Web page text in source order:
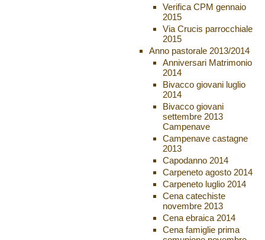
Verifica CPM gennaio
2015
Via Crucis parrocchiale
2015
Anno pastorale 2013/2014
Anniversari Matrimonio
2014
Bivacco giovani luglio
2014
Bivacco giovani
settembre 2013
Campenave
Campenave castagne
2013
Capodanno 2014
Carpeneto agosto 2014
Carpeneto luglio 2014
Cena catechiste
novembre 2013
Cena ebraica 2014
Cena famiglie prima